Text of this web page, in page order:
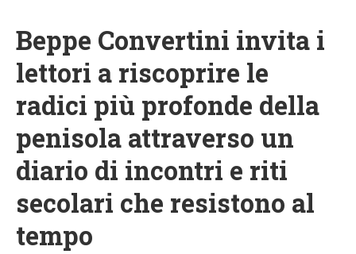
Beppe Convertini invita i
lettori a riscoprire le
radici più profonde della
penisola attraverso un
diario di incontri e riti
secolari che resistono al
tempo